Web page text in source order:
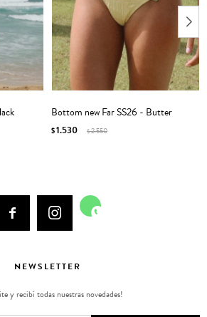
Bottom new Far SS26 - Butter
$1.530 $2.550
  
NEWSLETTER
y recibí todas nuestras novedades!